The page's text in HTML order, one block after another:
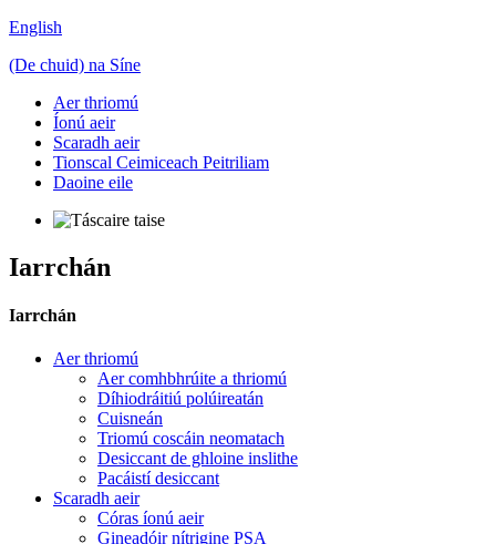
English
(De chuid) na Síne
Aer thriomú
Íonú aeir
Scaradh aeir
Tionscal Ceimiceach Peitriliam
Daoine eile
Iarrchán
Iarrchán
Aer thriomú
Aer comhbhrúite a thriomú
Díhiodráitiú polúireatán
Cuisneán
Triomú coscáin neomatach
Desiccant de ghloine inslithe
Pacáistí desiccant
Scaradh aeir
Córas íonú aeir
Gineadóir nítrigine PSA